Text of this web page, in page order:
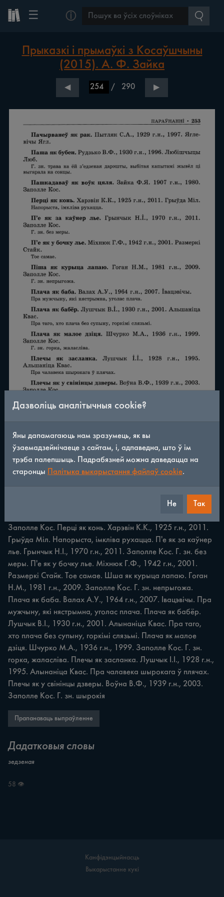
☰ ⓘ
Прыказкі і прымаўкі з Косаўшчыны
(2015). А. Ф. Зайка
◀ / 290 ▶
◀ / 290
ПАРАЎНАННІ 253 Пачырванеў як рак. Пытляк C.A., 1929
дарэшты, выбітая капытамі жывёл ці выгарала на сонды.
Пашкадаваў як воўк цяля. Зайка Ф.Я. 1907 г.н., 1980.
Заполле Кос. Перці як конь. Харэвін K.K., 1925 г.н., 2011.
Грыўда Міл. Напорыста, імкліва рухацца. П'е як за каўнер
лье. Грынчык Н.І., 1970 г.н., 2011. Заполле Кос. Г. зн. без
меры. П'е як у бочку лье. Міхнюк Г.Ф., 1942 г.н., 2001.
Размеркі Стайк. Тое самае. Шша як курыца лапаю. Гоган
Н.М., 1981 г.н., 2009. Заполле Кос. Г. зн. непрыгожа.
Плача як баба. Валах А.У., 1964 г.н., 2007. Івацэвічы. Пра
мужчыну, які нястрымна, уголас плача. Плача як бабёр.
Лушчык В.І., 1930 г.н., 2001. Алынаніца Квас. Пра таго,
хто плача без супыну, горкімі слязьмі. Плача як малое
дзіця. Шчурко М.А., 1936 г.н., 1999. Заполле Кос. Г. зн.
горка, жаласліва. Плечы як засланка. Лушчык І.І., 1928 г.н.,
1995. Алынаніца Квас. Пра чалавека шырокага ў плячах.
Плечы як у свінінцы дзверы. Воўна В.Ф., 1939 г.н., 2003.
Заполле Кос. Г. зн. шырокія
Прапанаваць выпраўленне
Дадатковыя словы
зедзеная
58 👁
Канфідэнцыйнасць
Выкарыстанне кукі
Дазволіць аналітычныя cookie?
Яны дапамагаюць нам зразумець, як вы
ўзаемадзейнічаеце з сайтам, і, адпаведна, што ў ім
трэба палепшыць. Падрабязней можна даведацца на
старонцы Палітыка выкарыстання файлаў cookie.
Не Так